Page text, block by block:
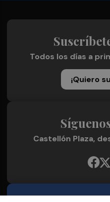
Todos los días a
¡Quiero
Castellón Plaza,